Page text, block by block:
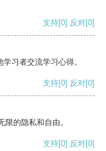
支持[0] 反对[0]
习者交流学习心得。
支持[0] 反对[0]
的隐私和自由。
支持[0] 反对[0]